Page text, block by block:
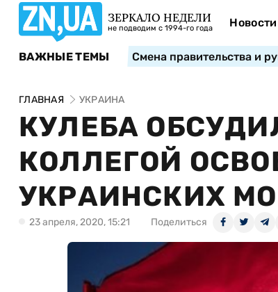
ЗЕРКАЛО НЕДЕЛИ
не подводим с 1994-го года Новости
ВАЖНЫЕ ТЕМЫ Смена правительства и
ГЛАВНАЯ УКРАИНА
КУЛЕБА
КОЛЛЕГОЙ
УКРАИНСКИХ
23 апреля, 2020, 15:21 Поделиться